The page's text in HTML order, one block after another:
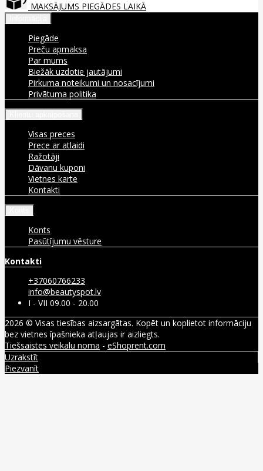
MAKSĀJUMS PIEGĀDES LAIKĀ
Piegāde
Preču apmaksa
Par mums
Biežāk uzdotie jautājumi
Pirkuma noteikumi un nosacījumi
Privātuma politika
Visas preces
Prece ar atlaidi
Ražotāji
Dāvanu kuponi
Vietnes karte
Kontakti
Konts
Pasūtījumu vēsture
Kontakti
+37060766233
info@beautyspot.lv
I - VII 09.00 - 20.00
2026 © Visas tiesības aizsargātas. Kopēt un koplietot informāciju
bez vietnes īpašnieka atļaujas ir aizliegts.
Tiešsaistes veikalu noma - eShoprent.com
Uzrakstīt
Piezvanīt